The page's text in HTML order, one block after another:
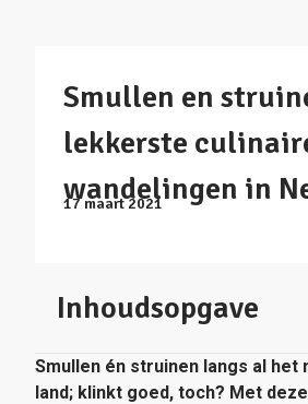
Smullen en
lekkerste
wandelingen in
17 maart 2021
Inhoudsopgave
Smullen én struinen langs al het
land; klinkt goed, toch? Met